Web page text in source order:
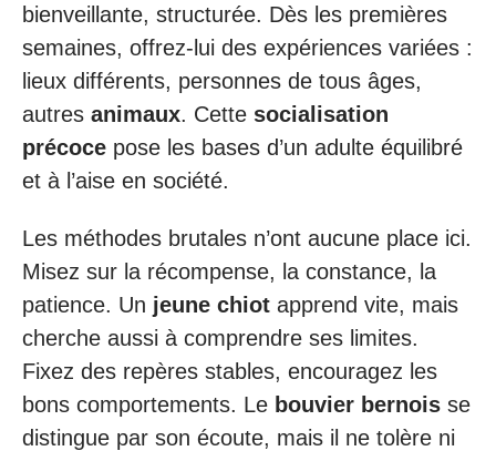
bienveillante, structurée. Dès les premières
semaines, offrez-lui des expériences variées :
lieux différents, personnes de tous âges,
autres animaux. Cette socialisation
précoce pose les bases d’un adulte équilibré
et à l’aise en société.
Les méthodes brutales n’ont aucune place ici.
Misez sur la récompense, la constance, la
patience. Un jeune chiot apprend vite, mais
cherche aussi à comprendre ses limites.
Fixez des repères stables, encouragez les
bons comportements. Le bouvier bernois se
distingue par son écoute, mais il ne tolère ni